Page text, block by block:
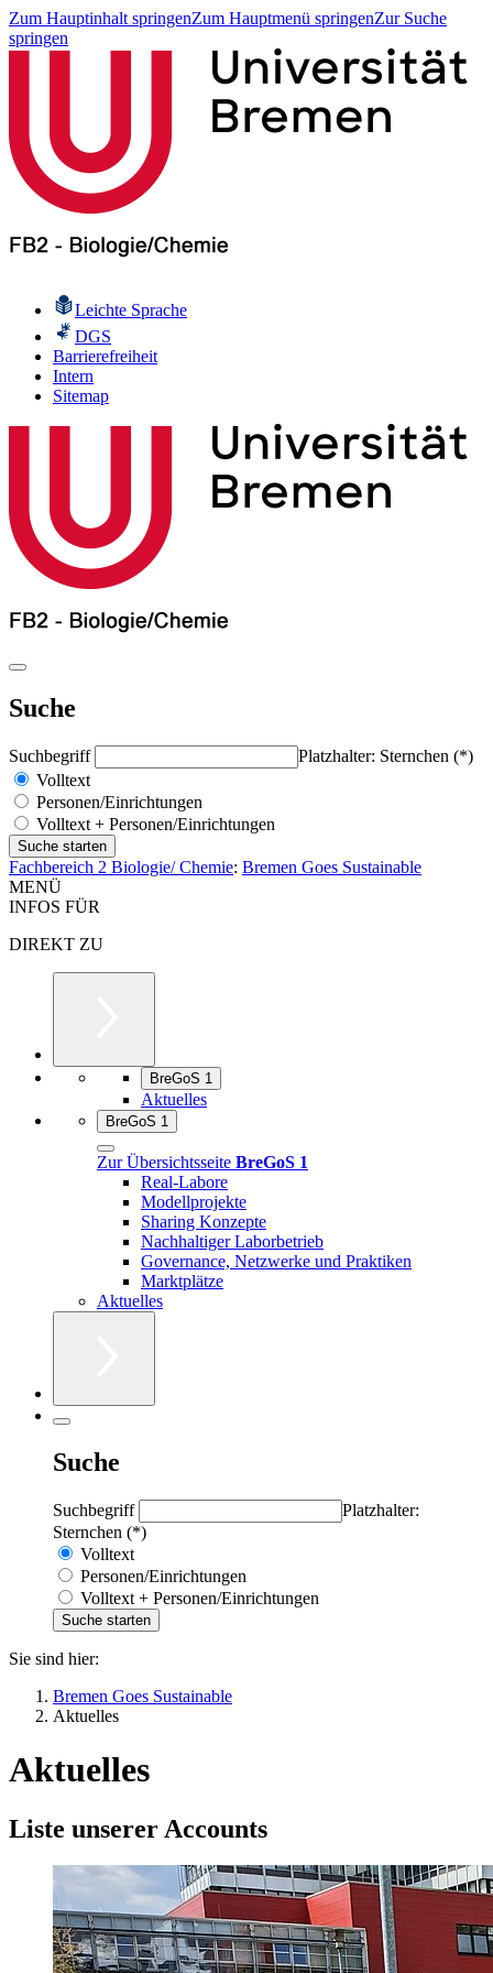
Zum Hauptinhalt springenZum Hauptmenü springenZur Suche
springen
Leichte Sprache
DGS
Barrierefreiheit
Intern
Sitemap
Suche
Suchbegriff
Platzhalter: Sternchen (*)
Volltext
Personen/Einrichtungen
Volltext + Personen/Einrichtungen
Fachbereich 2 Biologie/ Chemie: Bremen Goes Sustainable
MENÜ
INFOS FÜR
DIREKT ZU
BreGoS 1
Aktuelles
BreGoS 1
Zur Übersichtsseite BreGoS 1
Real-Labore
Modellprojekte
Sharing Konzepte
Nachhaltiger Laborbetrieb
Governance, Netzwerke und Praktiken
Marktplätze
Aktuelles
Suche
Suchbegriff
Platzhalter:
Sternchen (*)
Volltext
Personen/Einrichtungen
Volltext + Personen/Einrichtungen
Sie sind hier:
Bremen Goes Sustainable
Aktuelles
Aktuelles
Liste unserer Accounts